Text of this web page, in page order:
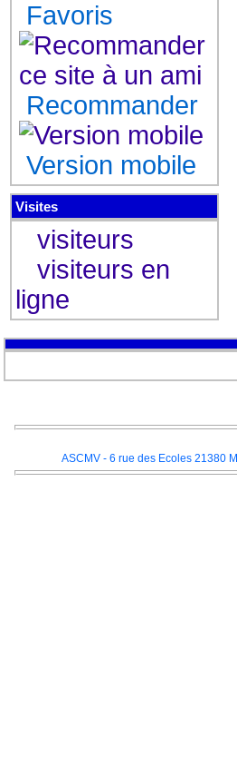
Favoris
Recommander
Version mobile
Visites
visiteurs
visiteurs en
ligne
ASCMV - 6 rue des Ecoles 21380